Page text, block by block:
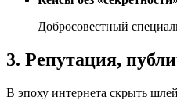
Добросовестный
3. Репутация,
В эпоху интернета скрыть